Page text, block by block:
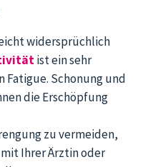
widersprüchlich
ist ein sehr
Fatigue. Schonung und
die Erschöpfung
zu vermeiden,
Ihrer Ärztin oder